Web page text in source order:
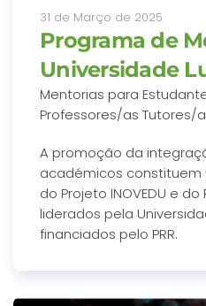
31 de Março de 2025
Programa de
Universidade
Mentorias para
Professores/as Tutores/
A promoção da
académicos
do Projeto INOVEDU e
liderados pela
financiados pelo PRR.